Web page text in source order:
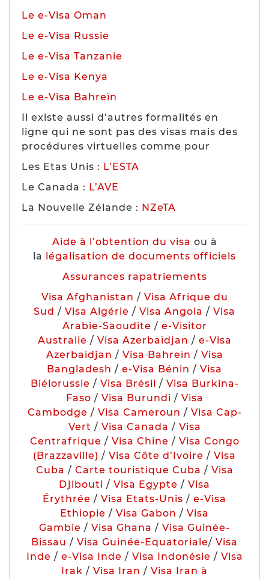
Le e-Visa Oman
Le e-Visa Russie
Le e-Visa Tanzanie
Le e-Visa Kenya
Le e-Visa Bahreïn
Il existe aussi d’autres formalités en
ligne qui ne sont pas des visas mais des
procédures virtuelles comme pour
Les Etas Unis : L’ESTA
Le Canada : L’AVE
La Nouvelle Zélande : NZeTA
Aide à l’obtention du visa ou à
la légalisation de documents officiels
Assurances rapatriements
Visa Afghanistan / Visa Afrique du
Sud / Visa Algérie / Visa Angola / Visa
Arabie-Saoudite / e-Visitor
Australie / Visa Azerbaïdjan / e-Visa
Azerbaïdjan / Visa Bahreïn / Visa
Bangladesh / e-Visa Bénin / Visa
Biélorussie / Visa Brésil / Visa Burkina-
Faso / Visa Burundi / Visa
Cambodge / Visa Cameroun / Visa Cap-
Vert / Visa Canada / Visa
Centrafrique / Visa Chine / Visa Congo
(Brazzaville) / Visa Côte d’Ivoire / Visa
Cuba / Carte touristique Cuba / Visa
Djibouti / Visa Egypte / Visa
Érythrée / Visa Etats-Unis / e-Visa
Ethiopie / Visa Gabon / Visa
Gambie / Visa Ghana / Visa Guinée-
Bissau / Visa Guinée-Equatoriale/ Visa
Inde / e-Visa Inde / Visa Indonésie / Visa
Irak / Visa Iran / Visa Iran à